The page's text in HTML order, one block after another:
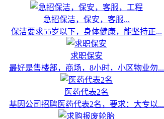
急招保洁，保安，客服...
保洁要求55岁以下，身体健康，能坚持正...
求职保安
最好是售楼部，商场，8小时，小区物业勿...
医药代表2名
基因公司招聘医药代表2名，要求：大专以...